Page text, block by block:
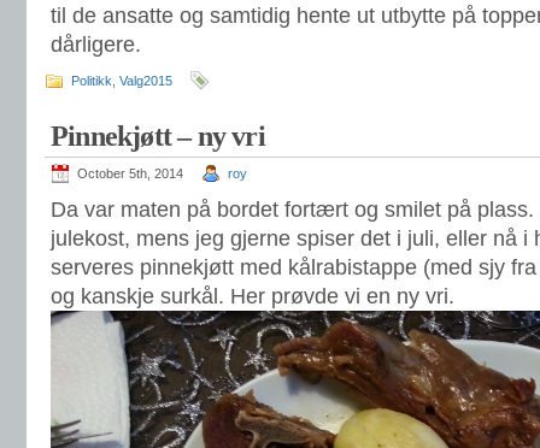
til de ansatte og samtidig hente ut utbytte på
dårligere.
Politikk Valg2015
Pinnekjøtt – ny vri
October 5th, 2014 roy
Da var maten på bordet fortært og smilet på
julekost, mens jeg gjerne spiser det i juli, eller nå i
serveres pinnekjøtt med kålrabistappe (med sjy
og kanskje surkål. Her prøvde vi en ny vri.